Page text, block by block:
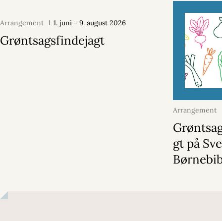
Arrangement 1. juni - 9. august 2026
Grøntsagsfindejagt
Arrangement
august 2026
gt på